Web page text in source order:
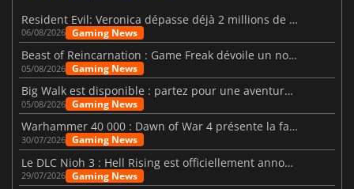
Resident Evil: Veronica dépasse déjà 2 millions de wishlists
06/08/2026 Gaming News
Beast of Reincarnation : Game Freak dévoile un nouveau pari
05/08/2026 Gaming News
Big Walk est disponible : partez pour une aventure entre amis
05/08/2026 Gaming News
Warhammer 40 000 : Dawn of War 4 présente la faction des Nécrons
30/07/2026 Gaming News
Le DLC Nioh 3 : Hell Rising est officiellement annoncé
29/07/2026 Gaming News